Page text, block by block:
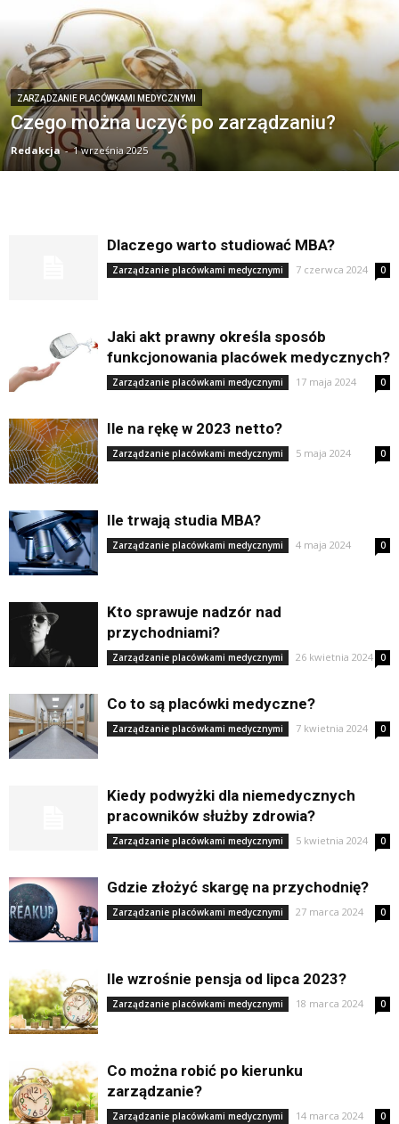
ZARZĄDZANIE PLACÓWKAMI MEDYCZNYMI
Czego można uczyć po zarządzaniu?
Redakcja - 1 września 2025
Dlaczego warto studiować MBA?
Zarządzanie placówkami medycznymi 7 czerwca 2024 0
Jaki akt prawny określa sposób
funkcjonowania placówek medycznych?
Zarządzanie placówkami medycznymi 17 maja 2024 0
Ile na rękę w 2023 netto?
Zarządzanie placówkami medycznymi 5 maja 2024 0
Ile trwają studia MBA?
Zarządzanie placówkami medycznymi 4 maja 2024 0
Kto sprawuje nadzór nad
przychodniami?
Zarządzanie placówkami medycznymi 26 kwietnia 2024 0
Co to są placówki medyczne?
Zarządzanie placówkami medycznymi 7 kwietnia 2024 0
Kiedy podwyżki dla niemedycznych
pracowników służby zdrowia?
Zarządzanie placówkami medycznymi 5 kwietnia 2024 0
Gdzie złożyć skargę na przychodnię?
Zarządzanie placówkami medycznymi 27 marca 2024 0
Ile wzrośnie pensja od lipca 2023?
Zarządzanie placówkami medycznymi 18 marca 2024 0
Co można robić po kierunku
zarządzanie?
Zarządzanie placówkami medycznymi 14 marca 2024 0